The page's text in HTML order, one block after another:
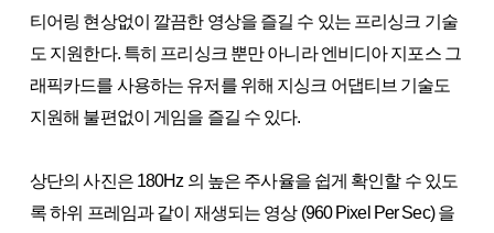
티어링 현상없이 깔끔한 영상을 즐길 수 있는 프리싱크 기술
도 지원한다. 특히 프리싱크 뿐만 아니라 엔비디아 지포스 그
래픽카드를 사용하는 유저를 위해 지싱크 어댑티브 기술도
지원해 불편없이 게임을 즐길 수 있다.
상단의 사진은 180Hz 의 높은 주사율을 쉽게 확인할 수 있도
록 하위 프레임과 같이 재생되는 영상 (960 Pixel Per Sec) 을